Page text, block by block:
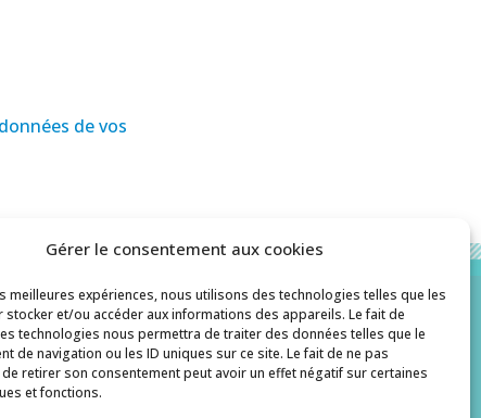
Gérer le consentement aux cookies
meilleures expériences, nous utilisons des technologies telles que les
stocker et/ou accéder aux informations des appareils. Le fait de
technologies nous permettra de traiter des données telles que le
de navigation ou les ID uniques sur ce site. Le fait de ne pas
retirer son consentement peut avoir un effet négatif sur certaines
et fonctions.
de vos
Contact
histoiredepates@gmail.com